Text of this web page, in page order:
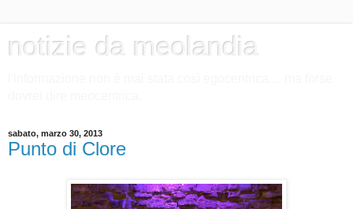
notizie da meolandia
sabato, marzo 30, 2013
Punto di Clore